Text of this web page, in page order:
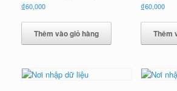
₫60,000
Thêm vào giỏ hàng
₫60,000
Thêm